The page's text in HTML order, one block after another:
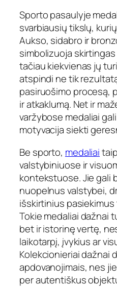
Sporto pasaulyje
svarbiausių tikslų,
Aukso, sidabro ir
simbolizuoja
tačiau kiekvienas jų
atspindi ne tik
pasiruošimo procesą,
ir atkaklumą. Net ir
varžybose medaliai
motyvacija siekti
Be sporto, medaliai
valstybiniuose ir
kontekstuose. Jie gali
nuopelnus valstybei,
išskirtinius
Tokie medaliai dažnai
bet ir istorinę vertę,
laikotarpį, įvykius ar
Kolekcionieriai dažnai
apdovanojimais, nes
per autentiškus